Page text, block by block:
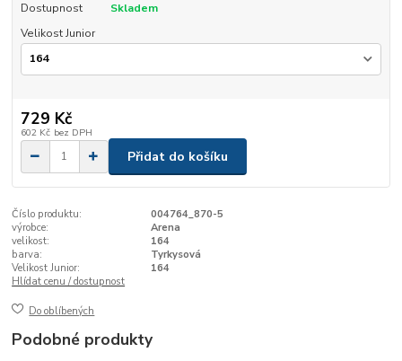
Dostupnost
Skladem
Velikost Junior
729 Kč
602 Kč bez DPH
Přidat do košíku
Číslo produktu:
004764_870-5
výrobce:
Arena
velikost:
164
barva:
Tyrkysová
Velikost Junior:
164
Hlídat cenu / dostupnost
Do oblíbených
Podobné produkty